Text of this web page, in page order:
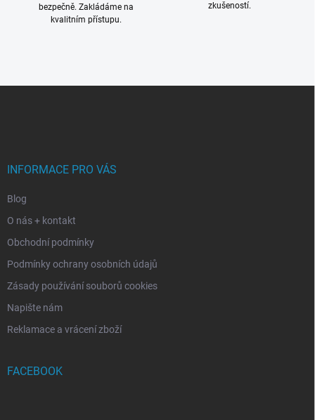
bezpečně. Zakládáme na
kvalitním přístupu.
zkušeností.
INFORMACE PRO VÁS
Blog
O nás + kontakt
Obchodní podmínky
Podmínky ochrany osobních údajů
Zásady používání souborů cookies
Napište nám
Reklamace a vrácení zboží
FACEBOOK